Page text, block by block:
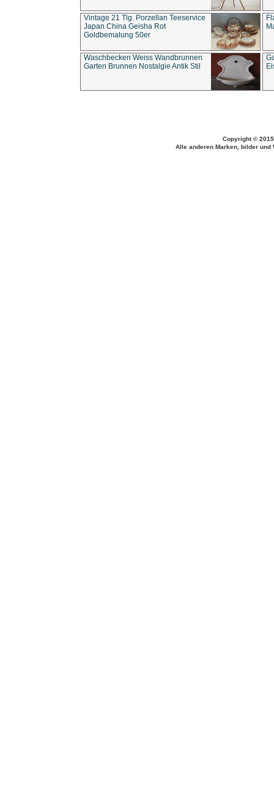
Vintage 21 Tlg. Porzellan Teeservice
Japan China Geisha Rot
Goldbemalung 50er
Waschbecken Weiss Wandbrunnen
Garten Brunnen Nostalgie Antik Stil
Copyright ©
Alle anderen Marken, bilder und